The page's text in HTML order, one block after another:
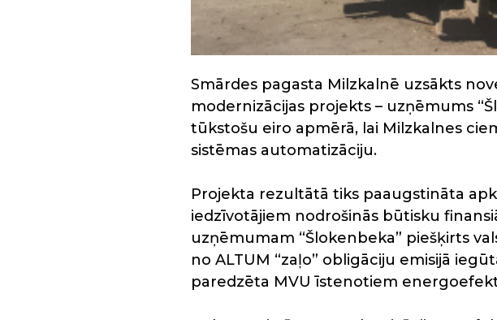
Smārdes pagasta Milzkalnē uzsākts
modernizācijas projekts – uzņēmums
tūkstošu eiro apmērā, lai Milzkalnes
sistēmas automatizāciju.
Projekta rezultātā tiks paaugstināta
iedzīvotājiem nodrošinās būtisku
uzņēmumam “Šlokenbeka” piešķirts
no ALTUM “zaļo” obligāciju emisijā
paredzēta MVU īstenotiem